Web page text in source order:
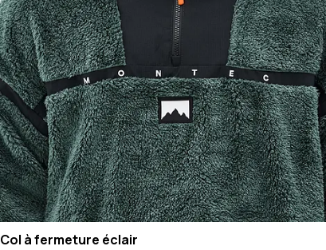
Col à fermeture éclair